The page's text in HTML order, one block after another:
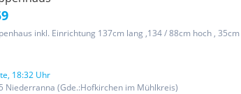
inkl. Einrichtung 137cm lang ,134 / 88cm hoch , 35cm
18:32 Uhr
Niederranna (Gde.:Hofkirchen im Mühlkreis)